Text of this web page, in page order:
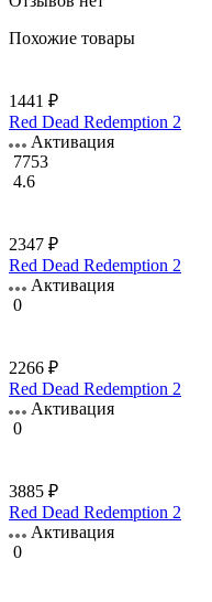
Похожие товары
1441 ₽
Red Dead Redemption 2
Активация
7753
4.6
2347 ₽
Red Dead Redemption 2
Активация
0
2266 ₽
Red Dead Redemption 2
Активация
0
3885 ₽
Red Dead Redemption 2
Активация
0